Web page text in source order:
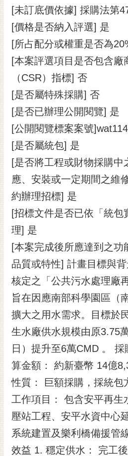
[未訂底價依據] 採購法第
[價格是否納入評選] 是
[所占配分或權重是否為
[本案評選項目是否包含廠
（CSR）指標] 否
[是否屬特殊採購] 否
[是否已辦理公開閱覽] 是
[公開閱覽標案案號
[是否屬統包] 是
[是否將工程或財物採購中
應、安裝或一定期間之維
約辦理招標] 是
[招標文件是否已依「統包
理] 是
[本案完成後所應達到之功
品質或特性] 計畫目標與
核定之「公共污水處理廠
旨在因應南部科學園區（
擴大之用水需求。目標於
生水廠供水規模由原3.75
日）提升至6萬CMD 。
算金額： 約新臺幣 14億
性質： 巨額採購，採統包
工作項目： 包含安平再生
壓站工程、安平水資中心
系統建置及樂利橋備援管
效益 1. 穩定供水： 完工